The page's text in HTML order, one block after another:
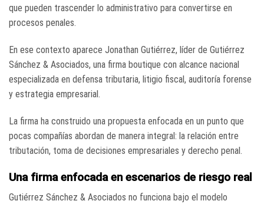
que pueden trascender lo administrativo para convertirse en
procesos penales.
En ese contexto aparece Jonathan Gutiérrez, líder de Gutiérrez
Sánchez & Asociados, una firma boutique con alcance nacional
especializada en defensa tributaria, litigio fiscal, auditoría forense
y estrategia empresarial.
La firma ha construido una propuesta enfocada en un punto que
pocas compañías abordan de manera integral: la relación entre
tributación, toma de decisiones empresariales y derecho penal.
Una firma enfocada en escenarios de riesgo real
Gutiérrez Sánchez & Asociados no funciona bajo el modelo